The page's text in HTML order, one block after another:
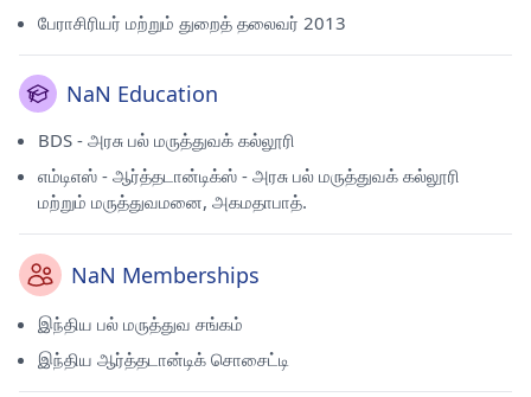
பேராசிரியர் மற்றும் துறைத் தலைவர் 2013
NaN Education
BDS - அரசு பல் மருத்துவக் கல்லூரி
எம்டிஎஸ் - ஆர்த்தடான்டிக்ஸ் - அரசு பல் மருத்துவக் கல்லூரி
மற்றும் மருத்துவமனை, அகமதாபாத்.
NaN Memberships
இந்திய பல் மருத்துவ சங்கம்
இந்திய ஆர்த்தடான்டிக் சொசைட்டி